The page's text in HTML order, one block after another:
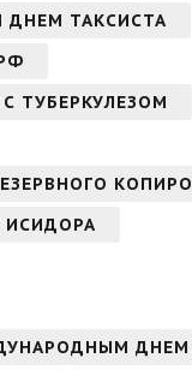
ТАКСИСТА
ТУБЕРКУЛЕЗОМ
ИСИДОРА
ДНЕМ